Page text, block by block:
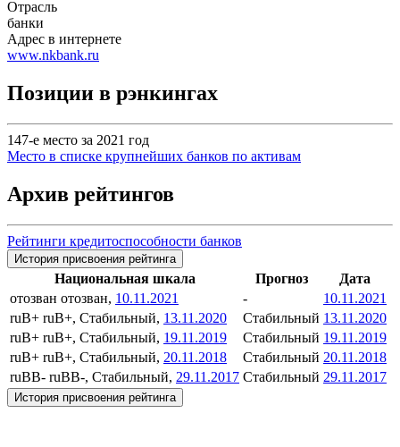
Отрасль
банки
Адрес в интернете
www.nkbank.ru
Позиции в рэнкингах
147-е место за 2021 год
Место в списке крупнейших банков по активам
Архив рейтингов
Рейтинги кредитоспособности банков
История присвоения рейтинга
Национальная шкала Прогноз
Дата
отозван отозван, 10.11.2021 -
10.11.2021
ruB+ ruB+, Стабильный, 13.11.2020 Стабильный 13.11.2020
ruB+ ruB+, Стабильный, 19.11.2019 Стабильный 19.11.2019
ruB+ ruB+, Стабильный, 20.11.2018 Стабильный 20.11.2018
ruBB- ruBB-, Стабильный, 29.11.2017 Стабильный 29.11.2017
История присвоения рейтинга